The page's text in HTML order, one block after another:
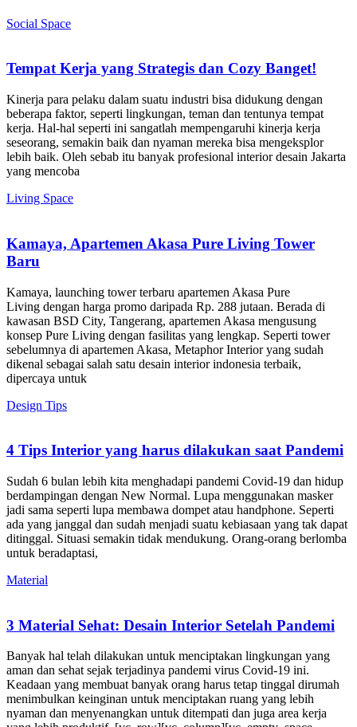
Social Space
Tempat Kerja yang Strategis dan Cozy Banget!
Kinerja para pelaku dalam suatu industri bisa didukung dengan
beberapa faktor, seperti lingkungan, teman dan tentunya tempat
kerja. Hal-hal seperti ini sangatlah mempengaruhi kinerja kerja
seseorang, semakin baik dan nyaman mereka bisa mengeksplor
lebih baik. Oleh sebab itu banyak profesional interior desain Jakarta
yang mencoba
Living Space
Kamaya, Apartemen Akasa Pure Living Tower
Baru
Kamaya, launching tower terbaru apartemen Akasa Pure
Living dengan harga promo daripada Rp. 288 jutaan. Berada di
kawasan BSD City, Tangerang, apartemen Akasa mengusung
konsep Pure Living dengan fasilitas yang lengkap. Seperti tower
sebelumnya di apartemen Akasa, Metaphor Interior yang sudah
dikenal sebagai salah satu desain interior indonesia terbaik,
dipercaya untuk
Design Tips
4 Tips Interior yang harus dilakukan saat Pandemi
Sudah 6 bulan lebih kita menghadapi pandemi Covid-19 dan hidup
berdampingan dengan New Normal. Lupa menggunakan masker
jadi sama seperti lupa membawa dompet atau handphone. Seperti
ada yang janggal dan sudah menjadi suatu kebiasaan yang tak dapat
ditinggal. Situasi semakin tidak mendukung. Orang-orang berlomba
untuk beradaptasi,
Material
3 Material Sehat: Desain Interior Setelah Pandemi
Banyak hal telah dilakukan untuk menciptakan lingkungan yang
aman dan sehat sejak terjadinya pandemi virus Covid-19 ini.
Keadaan yang membuat banyak orang harus tetap tinggal dirumah
menimbulkan keinginan untuk menciptakan ruang yang lebih
nyaman dan menyenangkan untuk ditempati dan juga area kerja